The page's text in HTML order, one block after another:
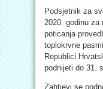
Podsjetnik za
2020. godinu za
poticanja
toplokrvne
Republici
podnijeti do 31.
Zahtjevi se